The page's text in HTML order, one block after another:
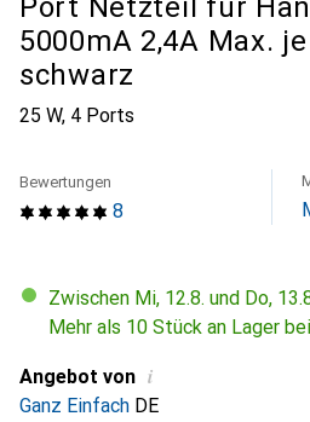
Port Netzteil für
5000mA 2,4A Max.
schwarz
25 W, 4 Ports
8
Bewertungen
Zwischen Mi, 12.8. und Do,
Mehr als 10 Stück an Lager
Angebot von i
Ganz Einfach DE